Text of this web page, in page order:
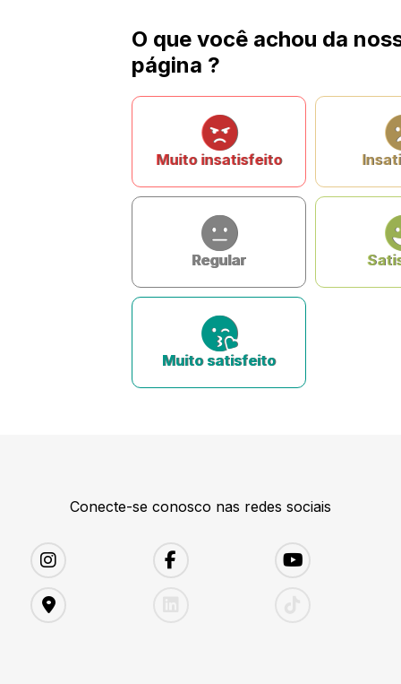
O que você achou da
página ?
Muito insatisfeito
Regular
Muito satisfeito
Conecte-se conosco nas redes sociais